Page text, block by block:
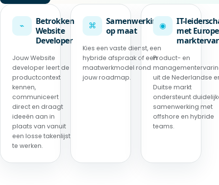
⌁
Betrokken
Website
Developer
Jouw Website
developer leert de
productcontext
kennen,
communiceert
direct en draagt
ideeën aan in
plaats van vanuit
een losse takenlijst
te werken.
⌘
Samenwerking
op maat
Kies een vaste dienst, een
hybride afspraak of een
maatwerkmodel rond
jouw roadmap.
◉
IT-
met
Product- en
uit de Nederlandse
Duitse markt
ondersteunt
samenwerking met
offshore en hybride
teams.